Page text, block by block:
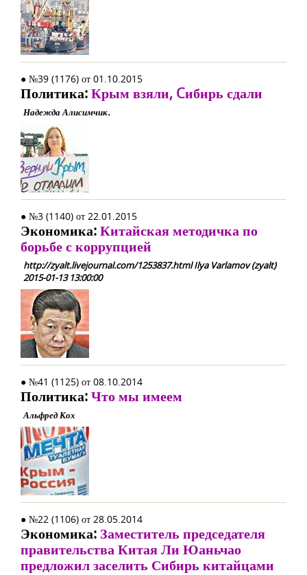
● №39 (1176) от 01.10.2015
Политика:Крым взяли, Cибирь сдали
Надежда Алисимчик.
● №3 (1140) от 22.01.2015
Экономика:Китайская методичка по
борьбе с коррупцией
http://zyalt.livejournal.com/1253837.html Ilya Varlamov (zyalt)
2015-01-13 13:00:00
● №41 (1125) от 08.10.2014
Политика:Что мы имеем
Альфред Кох
● №22 (1106) от 28.05.2014
Экономика: Заместитель председателя
правительства Китая Ли Юаньчао
предложил заселить Сибирь китайцами